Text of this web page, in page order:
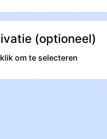
(optioneel)
om te selecteren